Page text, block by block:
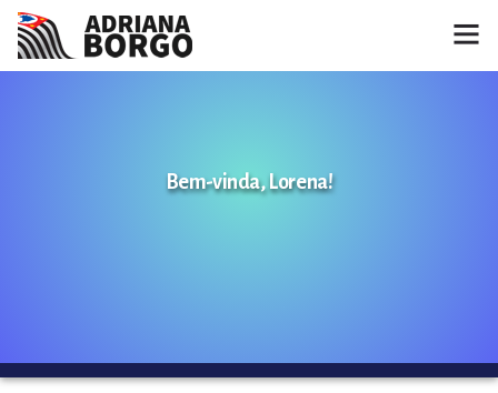
Bem-vinda, Lorena!